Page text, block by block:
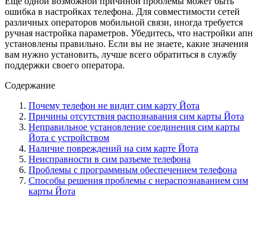
ошибка в настройках телефона. Для совместимости сетей
различных операторов мобильной связи, иногда требуется
ручная настройка параметров. Убедитесь, что настройки апн
установлены правильно. Если вы не знаете, какие значения
вам нужно установить, лучше всего обратиться в службу
поддержки своего оператора.
Содержание
Почему телефон не видит сим карту Йота
Причины отсутствия распознавания сим карты Йота
Неправильное установление соединения сим карты
Йота с устройством
Наличие повреждений на сим карте Йота
Неисправности в сим разъеме телефона
Проблемы с программным обеспечением телефона
Способы решения проблемы с нераспознаванием сим
карты Йота